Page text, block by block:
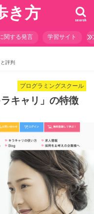
き方 search
関する発言 学習サイト
評判
プログラミングスクール
キャリ」の特徴